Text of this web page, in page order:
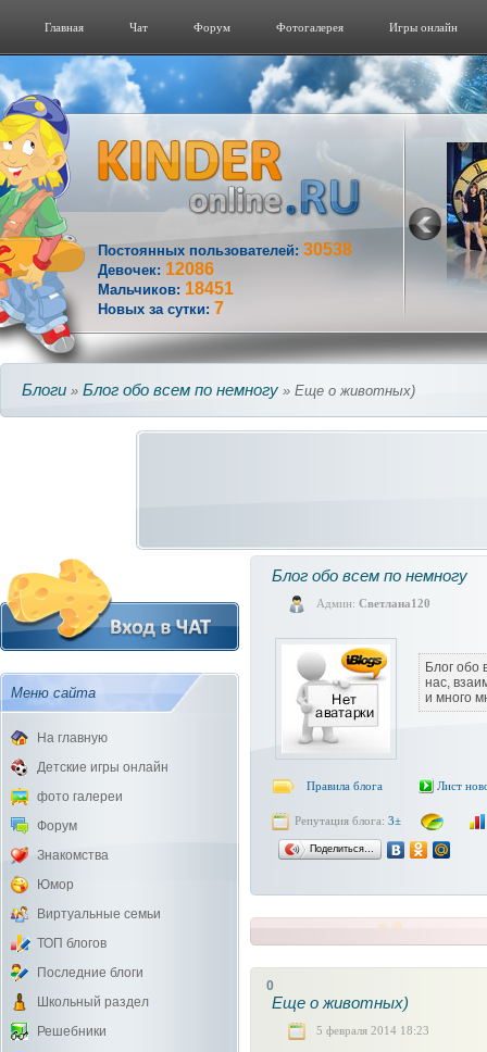
Главная Чат Форум Фотогалерeя Игры онлайн
Постоянных пользователей: 30538
Девочек: 12086
Мальчиков: 18451
Новых за сутки: 7
Блоги » Блог обо всем по немногу » Еще о животных)
Меню сайта
На главную
Детские игры онлайн
фото галереи
Форум
Знакомства
Юмор
Виртуальные семьи
ТОП блогов
Последние блоги
Школьный раздел
Решебники
Блог обо всем по немногу
Админ: Светлана120
Блог обо
нас,
и много
Правила блога Лист
Репутация блога: 3±
Поделиться…
0
Еще о животных)
5 февраля 2014 18:23